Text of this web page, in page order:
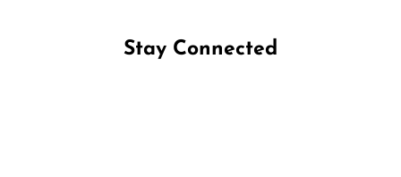
Stay Connected